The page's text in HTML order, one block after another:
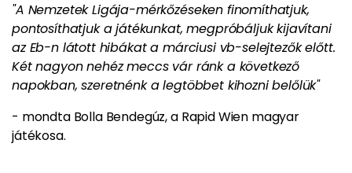
"A Nemzetek Ligája-mérkőzéseken finomíthatjuk,
pontosíthatjuk a játékunkat, megpróbáljuk kijavítani
az Eb-n látott hibákat a márciusi vb-selejtezők előtt.
Két nagyon nehéz meccs vár ránk a következő
napokban, szeretnénk a legtöbbet kihozni belőlük"
- mondta Bolla Bendegúz, a Rapid Wien magyar
játékosa.